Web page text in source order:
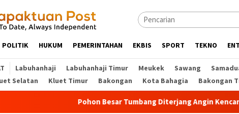
POLITIK HUKUM PEMERINTAHAN EKBIS SPORT TEKNO
Labuhanhaji Labuhanhaji Timur Meukek Sawang
Selatan Kluet Timur Bakongan Kota Bahagia Bakongan
Pohon Besar Tumbang Diterjang Angin Kencang Tutup